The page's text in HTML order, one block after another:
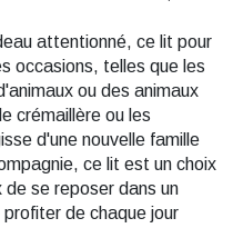
attentionné, ce lit pour
occasions, telles que les
ou des animaux
crémaillère ou les
d'une nouvelle famille
ce lit est un choix
se reposer dans un
de chaque jour